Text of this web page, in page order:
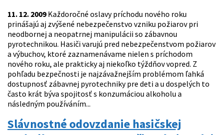
11. 12. 2009Každoročné oslavy príchodu nového roku
prinášajú aj zvýšené nebezpečenstvo vzniku požiarov pri
neodbornej a neopatrnej manipulácii so zábavnou
pyrotechnikou. Hasiči varujú pred nebezpečenstvom požiarov
a výbuchov, ktoré zaznamenávame nielen s príchodom
nového roku, ale prakticky aj niekoľko týždňov vopred. Z
pohľadu bezpečnosti je najzávažnejším problémom ľahká
dostupnosť zábavnej pyrotechniky pre deti a u dospelých to
často krát býva spojitosť s konzumáciou alkoholu a
následným používáním...
Slávnostné odovzdanie hasičskej